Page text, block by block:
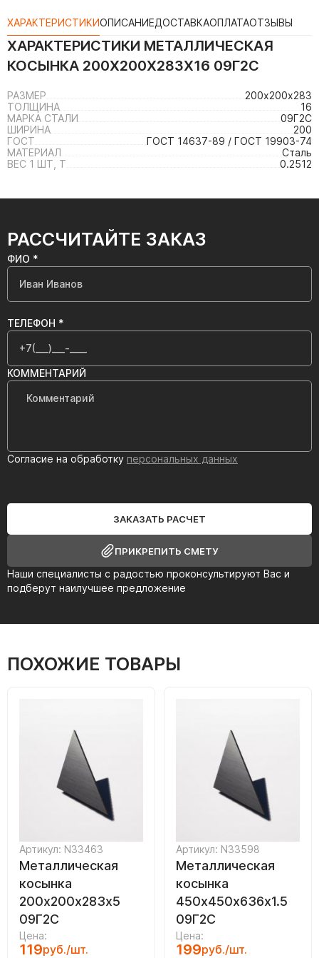
ХАРАКТЕРИСТИКИОПИСАНИЕДОСТАВКАОПЛАТАОТЗЫВЫ
ХАРАКТЕРИСТИКИ МЕТАЛЛИЧЕСКАЯ
КОСЫНКА 200Х200Х283Х16 09Г2С
РАЗМЕР
200х200х283
ТОЛЩИНА
16
МАРКА СТАЛИ
09Г2С
ШИРИНА
200
ГОСТ
ГОСТ 14637-89 / ГОСТ 19903-74
МАТЕРИАЛ
Сталь
ВЕС 1 ШТ, Т
0.2512
РАССЧИТАЙТЕ ЗАКАЗ
Наши специалисты с радостью проконсультируют Вас и
подберут наилучшее предложение
ФИО *
ТЕЛЕФОН *
КОММЕНТАРИЙ
Согласие на обработку персональных данных
ЗАКАЗАТЬ РАСЧЕТ
ПРИКРЕПИТЬ СМЕТУ
ПОХОЖИЕ ТОВАРЫ
Артикул: N33463
Металлическая
косынка
200х200х283х5
09Г2С
Цена:
119руб./шт.
Артикул: N33598
Металлическая
косынка
450х450х636х1.5
09Г2С
Цена:
199руб./шт.